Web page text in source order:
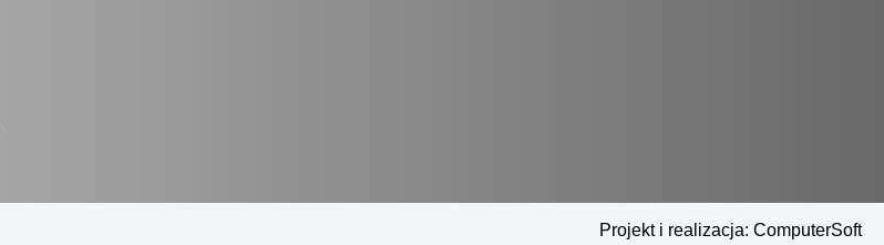
Projekt i realizacja: ComputerSoft